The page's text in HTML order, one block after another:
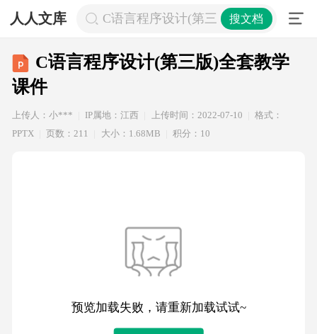
人人文库 C语言程序设计(第三版)全套教学课件
搜文档
C语言程序设计(第三版)全套教学
课件
上传人：小*** IP属地：江西 上传时间：2022-07-10
格式：
PPTX
页数：211 大小：1.68MB 积分：10
预览加载失败，请重新加载试试~